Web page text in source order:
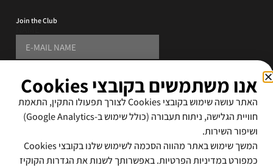
Join the Club
PHONE
E-MAIL ADDRESS
SUBSCRIBE
אנו משתמשים בקובצי Cookies
האתר עושה שימוש בקובצי Cookies לצורך תפעולו התקין, התאמת
חוויית הגלישה, ניתוח תעבורה (כולל שימוש ב-Google Analytics)
ושיפור השירות.
המשך שימוש באתר מהווה הסכמה לשימוש שלנו בקובצי Cookies
כמפורט במדיניות הפרטיות. באפשרותך לשנות את הגדרות הקוקיז